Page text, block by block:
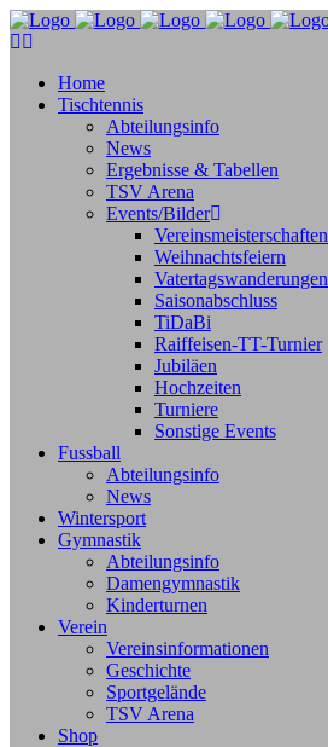
Home
Tischtennis
Abteilungsinfo
News
Ergebnisse & Tabellen
TSV Arena
Events/Bilder
Vereinsmeisterschaften
Weihnachtsfeiern
Vatertagswanderungen
Saisonabschluss
TiDaBi
Raiffeisen-TT-Turnier
Jubiläen
Hochzeiten
Turniere
Sonstige Events
Fussball
Abteilungsinfo
News
Wintersport
Gymnastik
Abteilungsinfo
Damengymnastik
Kinderturnen
Verein
Vereinsinformationen
Geschichte
Sportgelände
TSV Arena
Shop